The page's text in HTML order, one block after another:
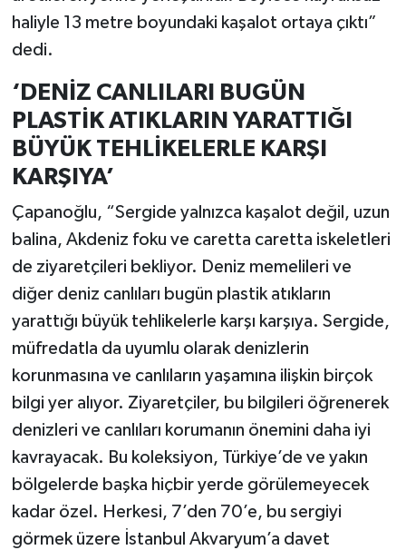
haliyle 13 metre boyundaki kaşalot ortaya çıktı”
dedi.
‘DENİZ CANLILARI BUGÜN
PLASTİK ATIKLARIN YARATTIĞI
BÜYÜK TEHLİKELERLE KARŞI
KARŞIYA’
Çapanoğlu, “Sergide yalnızca kaşalot değil, uzun
balina, Akdeniz foku ve caretta caretta iskeletleri
de ziyaretçileri bekliyor. Deniz memelileri ve
diğer deniz canlıları bugün plastik atıkların
yarattığı büyük tehlikelerle karşı karşıya. Sergide,
müfredatla da uyumlu olarak denizlerin
korunmasına ve canlıların yaşamına ilişkin birçok
bilgi yer alıyor. Ziyaretçiler, bu bilgileri öğrenerek
denizleri ve canlıları korumanın önemini daha iyi
kavrayacak. Bu koleksiyon, Türkiye’de ve yakın
bölgelerde başka hiçbir yerde görülemeyecek
kadar özel. Herkesi, 7’den 70’e, bu sergiyi
görmek üzere İstanbul Akvaryum’a davet